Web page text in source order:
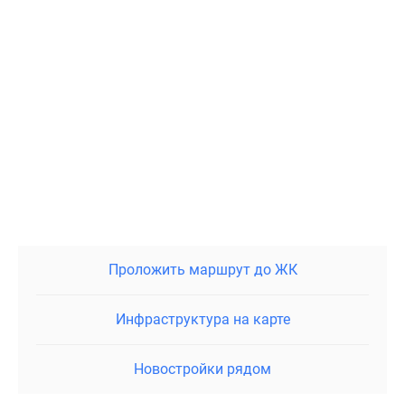
Проложить маршрут до ЖК
Инфраструктура на карте
Новостройки рядом